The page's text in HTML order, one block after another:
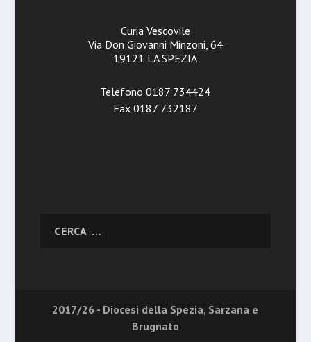
Curia Vescovile
Via Don Giovanni Minzoni, 64
19121 LA SPEZIA
Telefono 0187 734424
Fax 0187 732187
2017/26 - Diocesi della Spezia, Sarzana e
Brugnato